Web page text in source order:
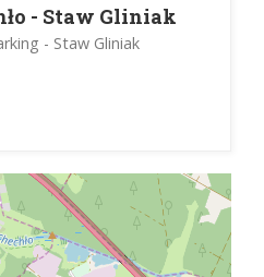
- Staw Gliniak
- Staw Gliniak